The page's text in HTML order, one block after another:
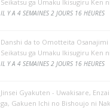
Seikatsu ga Umaku Ikisugiru Ken
IL Y A 4 SEMAINES 2 JOURS 16 HEURES
Danshi da to Omotteita
Seikatsu ga Umaku Ikisugiru Ken
IL Y A 4 SEMAINES 2 JOURS 16 HEURES
Jinsei Gyakuten - Uwakisare,
ga, Gakuen Ichi no Bishoujo ni